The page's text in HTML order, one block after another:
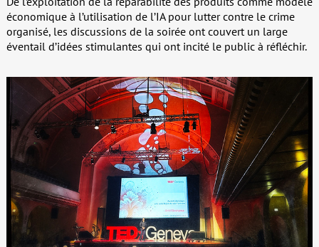
économique à l’utilisation de l’IA pour lutter contre le crime
organisé, les discussions de la soirée ont couvert un large
éventail d’idées stimulantes qui ont incité le public à réfléchir.